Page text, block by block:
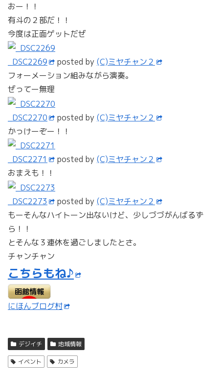
おー！！
有斗の２部だ！！
今度は正面ゲットだぜ
_DSC2269 posted by (C)ミヤチャン２
フォーメーション組みながら演奏。
ぜってー無理
_DSC2270 posted by (C)ミヤチャン２
かっけーぞー！！
_DSC2271 posted by (C)ミヤチャン２
おまえも！！
_DSC2273 posted by (C)ミヤチャン２
もーそんなハイトーン出ないけど、少しづづがんばるず
ら！！
とそんな３連休を過ごしましたとさ。
チャンチャン
こちらもね♪
にほんブログ村
デジイチ 地域情報
イベント カメラ